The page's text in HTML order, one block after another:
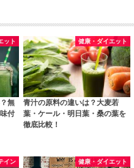
ット
無
付
健康・ダイエット
青汁の原料の違いは？大麦若
葉・ケール・明日葉・桑の葉を
徹底比較！
イン 健康・ダイエット